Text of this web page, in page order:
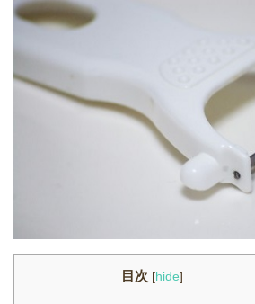
目次 [hide]